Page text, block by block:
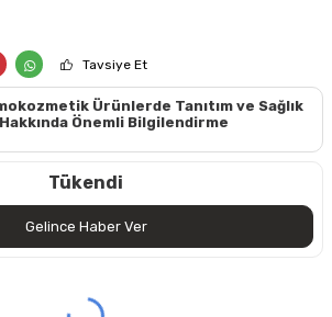
Tavsiye Et
Ürünlerde Tanıtım ve Sağlık
Hakkında Önemli Bilgilendirme
Tükendi
Gelince Haber Ver